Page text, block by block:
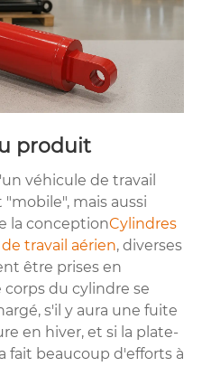
produit
véhicule de travail
mais aussi
la conceptionCylindres
travail aérien, diverses
être prises en
du cylindre se
s'il y aura une fuite
en hiver, et si la plate-
fait beaucoup d'efforts à